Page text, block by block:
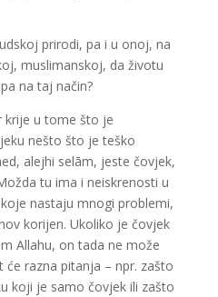
prirodi, pa i u onoj, na
muslimanskoj, da životu
na taj način?
krije u tome što je
nešto što je teško
alejhi selām, jeste čovjek,
tu ima i neiskrenosti u
nastaju mnogi problemi,
korijen. Ukoliko je čovjek
Allahu, on tada ne može
će razna pitanja – npr. zašto
koji je samo čovjek ili zašto